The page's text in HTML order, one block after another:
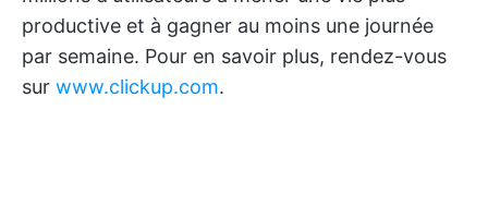
productive et à gagner au moins une journée
par semaine. Pour en savoir plus, rendez-vous
sur www.clickup.com.